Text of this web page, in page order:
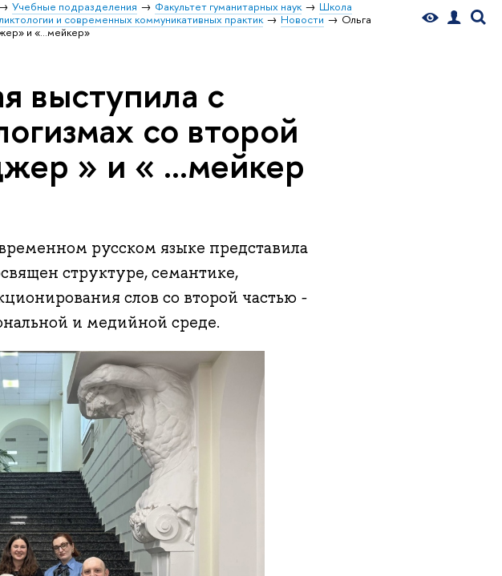
Учебные подразделения Факультет гуманитарных наук
Школа
и современных коммуникативных практик Новости
Ольга
и «...мейкер»
выступила с
со второй
» и « ...мейкер
русском языке представила
структуре, семантике,
слов со второй частью -
и медийной среде.